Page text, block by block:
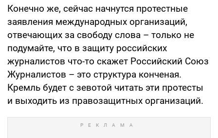
Конечно же, сейчас начнутся протестные
заявления международных организаций,
отвечающих за свободу слова – только не
подумайте, что в защиту российских
журналистов что-то скажет Российский Союз
Журналистов – это структура конченая.
Кремль будет с зевотой читать эти протесты
и выходить из правозащитных организаций.